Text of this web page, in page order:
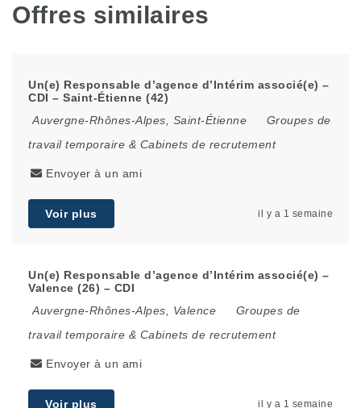
Offres similaires
Un(e) Responsable d’agence d’Intérim associé(e) –
CDI – Saint-Étienne (42)
Auvergne-Rhônes-Alpes
Saint-Étienne
Groupes de
travail temporaire & Cabinets de recrutement
Envoyer à un ami
Voir plus il y a 1 semaine
Un(e) Responsable d’agence d’Intérim associé(e) –
Valence (26) – CDI
Auvergne-Rhônes-Alpes
Valence
Groupes de
travail temporaire & Cabinets de recrutement
Envoyer à un ami
Voir plus il y a 1 semaine